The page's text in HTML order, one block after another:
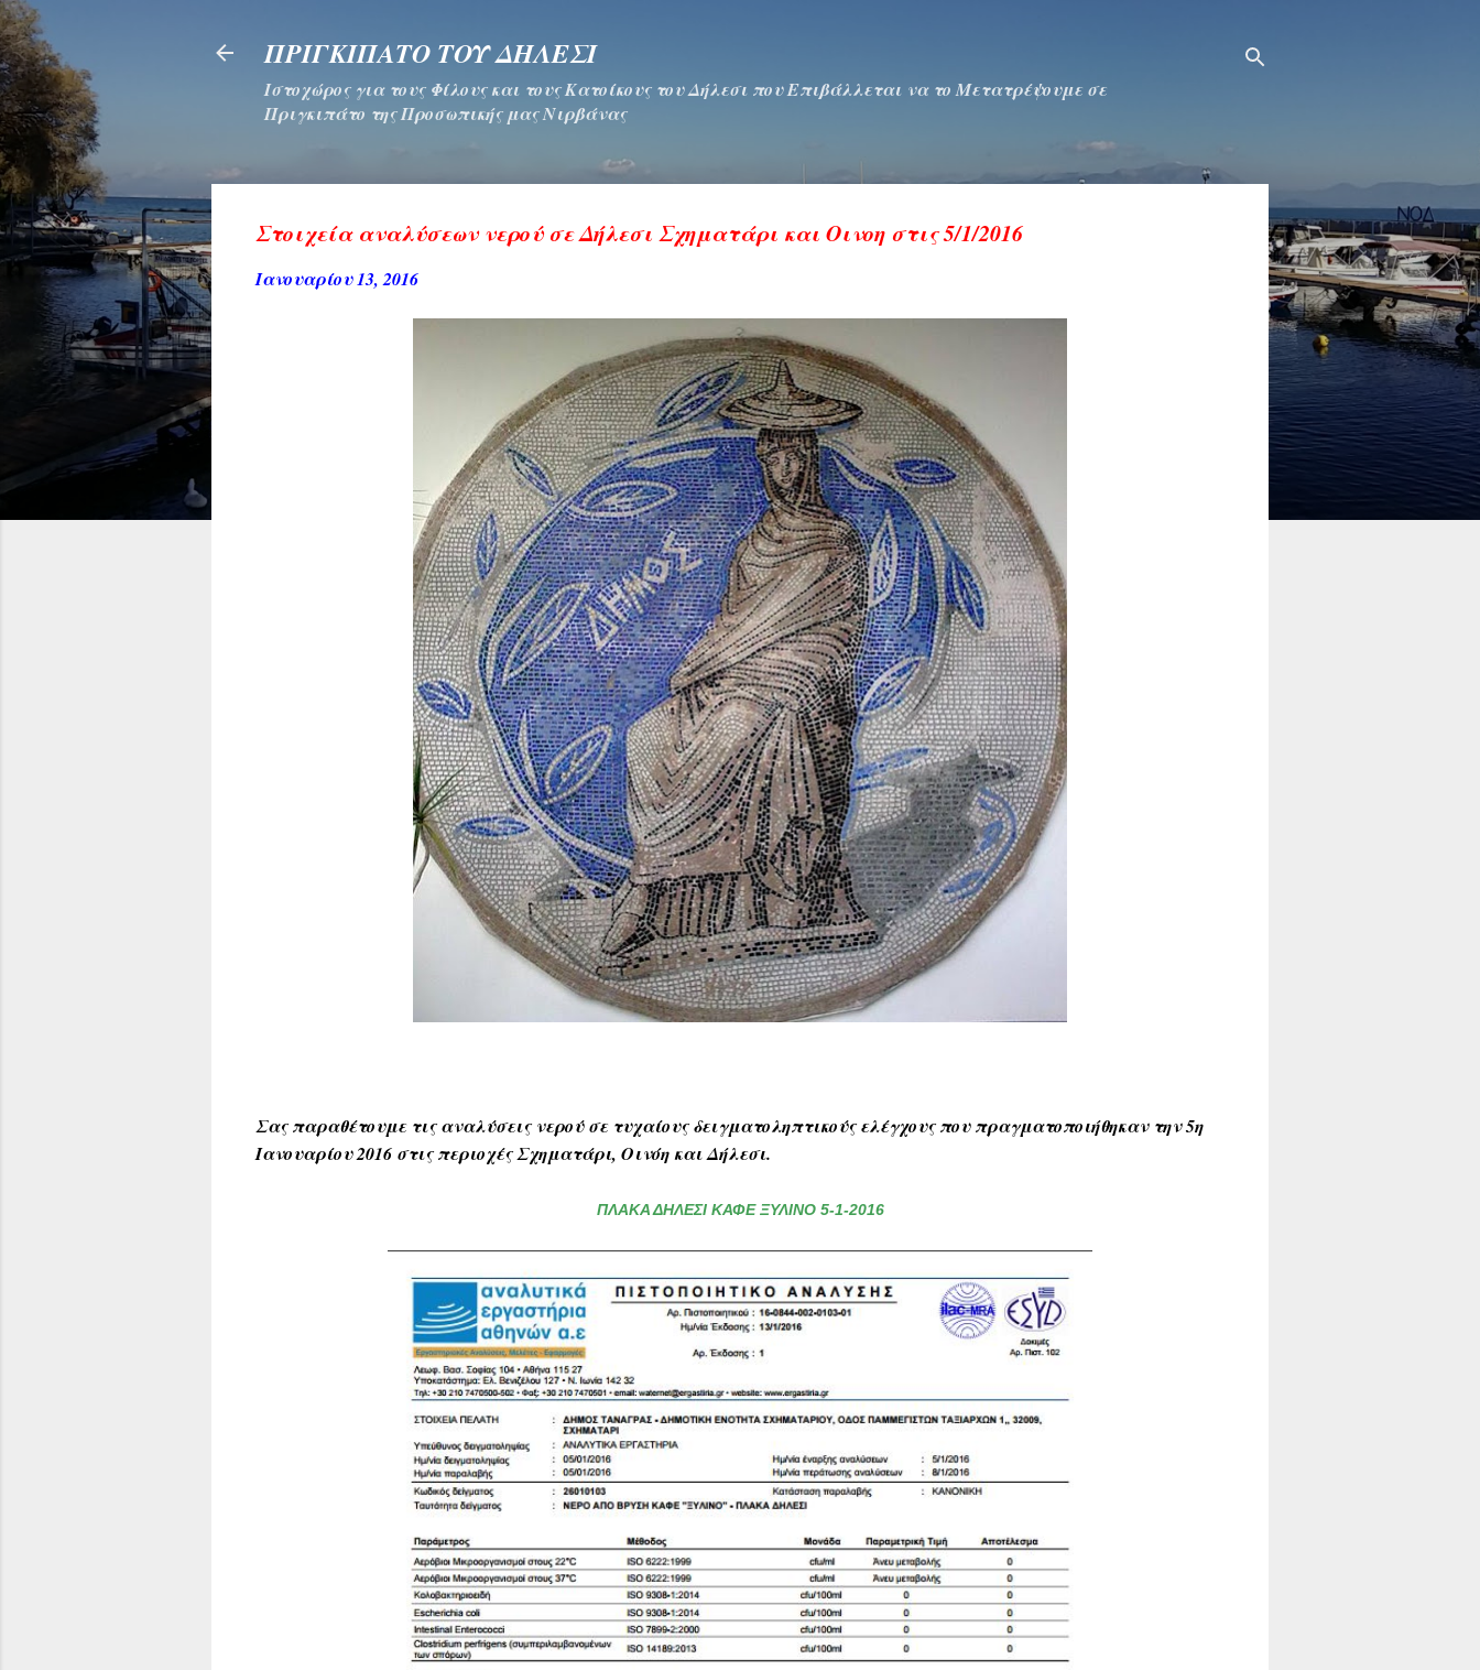
ΠΡΙΓΚΙΠΑΤΟ ΤΟΥ ΔΗΛΕΣΙ
Ιστοχώρος για τους Φίλους και τους Κατοίκους του Δήλεσι που Επιβάλλεται να το Μετατρέψουμε σε
Πριγκιπάτο της Προσωπικής μας Νιρβάνας
Στοιχεία αναλύσεων νερού σε Δήλεσι Σχηματάρι και Οινοη στις 5/1/2016
Ιανουαρίου 13, 2016
Σας παραθέτουμε τις αναλύσεις νερού σε τυχαίους δειγματοληπτικούς ελέγχους που πραγματοποιήθηκαν την 5η
Ιανουαρίου 2016 στις περιοχές Σχηματάρι, Οινόη και Δήλεσι.
ΠΛΑΚΑ ΔΗΛΕΣΙ ΚΑΦΕ ΞΥΛΙΝΟ 5-1-2016